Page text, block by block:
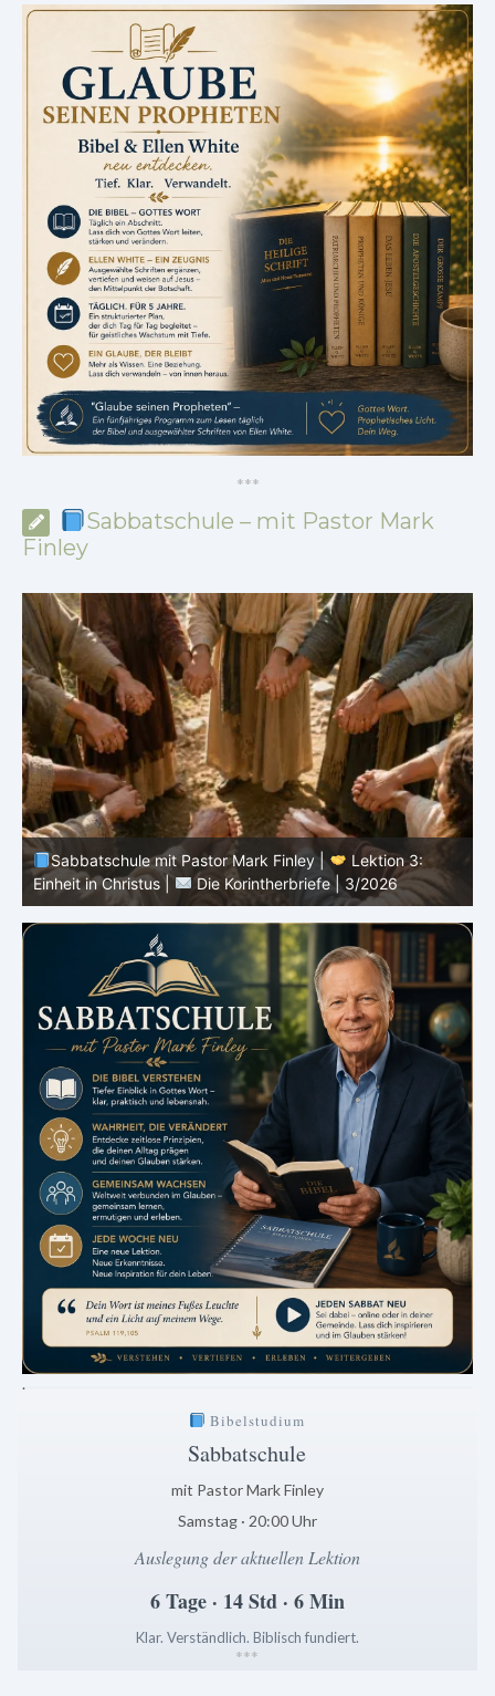
***
Sabbatschule – mit Pastor Mark
Finley
Sabbatschule mit Pastor Mark Finley |
Lektion 1: Der
Dienst von Paulus in Korinth |
Die Korintherbriefe |
3/2026
.
Bibelstudium
Sabbatschule
mit Pastor Mark Finley
Samstag · 20:00 Uhr
Auslegung der aktuellen Lektion
6 Tage · 14 Std · 6 Min
Klar. Verständlich. Biblisch fundiert.
***